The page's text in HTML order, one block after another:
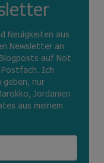
Neuigkeiten aus
Newsletter an
auf Not
Ich
geben, nur
Jordanien
aus meinem